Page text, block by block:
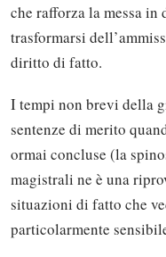
che rafforza la messa
trasformarsi
diritto di fatto.
I tempi non brevi della
sentenze di merito
ormai concluse (la
magistrali ne è una
situazioni di fatto che
particolarmente